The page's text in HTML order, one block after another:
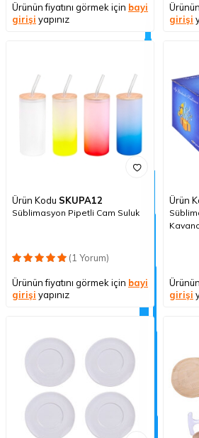
Ürünün fiyatını görmek için bayi
girişi yapınız
girişi
Ürün Kodu SKUPA12
Süblimasyon Pipetli Cam Suluk
(1 Yorum)
Ürünün fiyatını görmek için bayi
girişi yapınız
Ürün
girişi